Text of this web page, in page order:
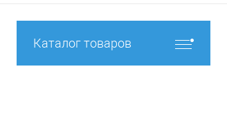
Каталог товаров